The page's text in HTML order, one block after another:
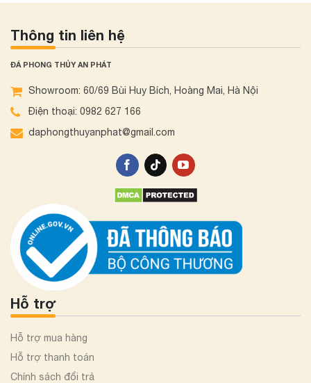
Thông tin liên hệ
ĐÁ PHONG THỦY AN PHÁT
Showroom: 60/69 Bùi Huy Bích, Hoàng Mai, Hà Nội
Điện thoại: 0982 627 166
daphongthuyanphat@gmail.com
Hỗ trợ
Hỗ trợ mua hàng
Hỗ trợ thanh toán
Chính sách đổi trả